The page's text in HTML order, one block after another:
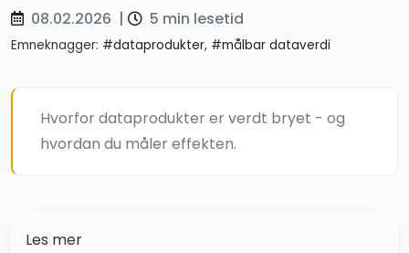
08.02.2026 | 5 min lesetid
Emneknagger: #dataprodukter, #målbar dataverdi
Hvorfor dataprodukter er verdt bryet - og
hvordan du måler effekten.
Les mer